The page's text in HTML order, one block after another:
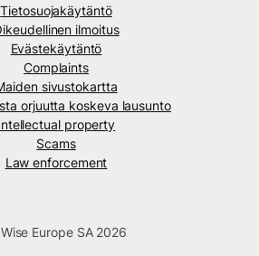
Tietosuojakäytäntö
ilmoitus
Evästekäytäntö
Complaints
sivustokartta
orjuutta koskeva lausunto
property
Scams
Law enforcement
Europe SA 2026